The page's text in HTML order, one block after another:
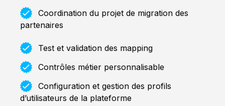
Coordination du projet de migration des
partenaires
Test et validation des mapping
Contrôles métier personnalisable
Configuration et gestion des profils
d’utilisateurs de la plateforme